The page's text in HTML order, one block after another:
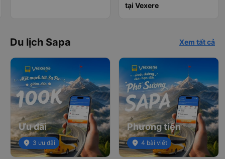
tại Vexere
Du lịch Sapa Xem tất cả
Ưu đãi
place 3 ưu đãi
Phương tiện
place 4 bài viết